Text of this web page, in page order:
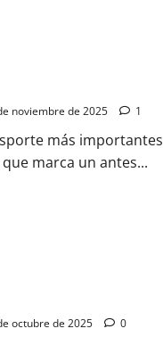
noviembre de 2025 1
más importantes
marca un antes...
octubre de 2025 0